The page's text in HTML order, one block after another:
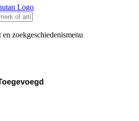
zoekgeschiedenismenu